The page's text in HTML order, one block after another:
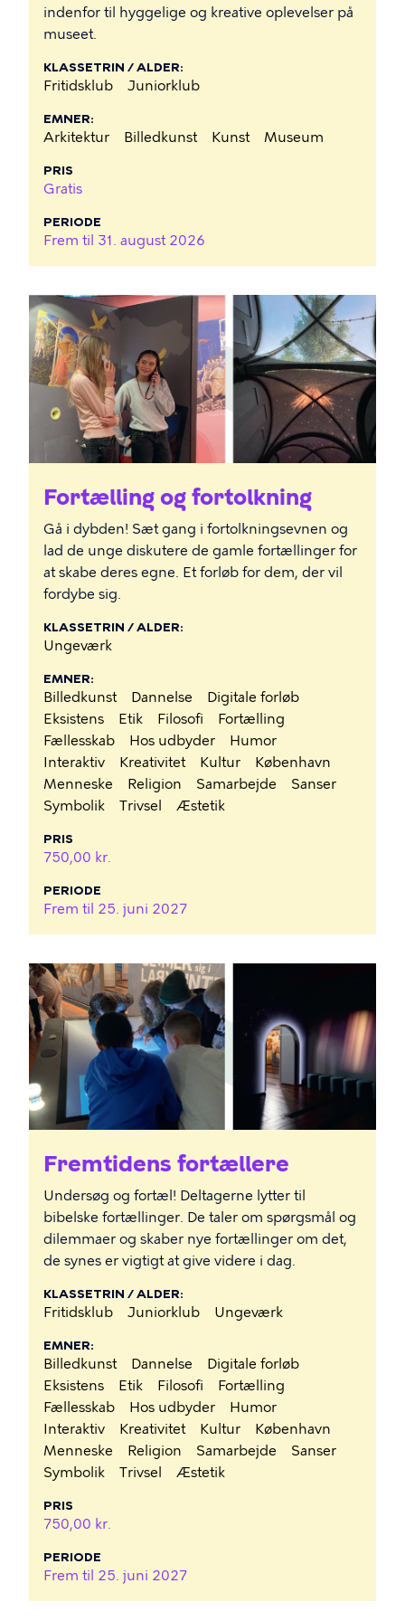
indenfor til hyggelige og kreative oplevelser på
museet.
KLASSETRIN / ALDER
Fritidsklub Juniorklub
EMNER
Arkitektur Billedkunst Kunst Museum
PRIS
Gratis
PERIODE
Frem til 31. august 2026
Fortælling og fortolkning
Gå i dybden! Sæt gang i fortolkningsevnen og
lad de unge diskutere de gamle fortællinger for
at skabe deres egne. Et forløb for dem, der vil
fordybe sig.
KLASSETRIN / ALDER
Ungeværk
EMNER
Billedkunst Dannelse
Digitale forløb
Eksistens
Etik Filosofi
Fortælling
Fællesskab
Hos udbyder
Humor
Interaktiv
Kreativitet Kultur
København
Menneske
Religion Samarbejde
Sanser
Symbolik
Trivsel Æstetik
PRIS
750,00 kr.
PERIODE
Frem til 25. juni 2027
Fremtidens fortællere
Undersøg og fortæl! Deltagerne lytter til
bibelske fortællinger. De taler om spørgsmål og
dilemmaer og skaber nye fortællinger om det,
de synes er vigtigt at give videre i dag.
KLASSETRIN / ALDER
Fritidsklub Juniorklub Ungeværk
EMNER
Billedkunst Dannelse
Digitale forløb
Eksistens
Etik Filosofi
Fortælling
Fællesskab
Hos udbyder
Humor
Interaktiv
Kreativitet Kultur
København
Menneske
Religion Samarbejde
Sanser
Symbolik
Trivsel Æstetik
PRIS
750,00 kr.
PERIODE
Frem til 25. juni 2027